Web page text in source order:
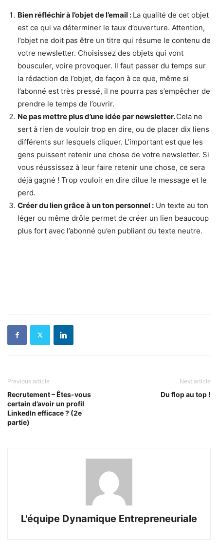
Bien réfléchir à l’objet de l’email : La qualité de cet objet
est ce qui va déterminer le taux d’ouverture. Attention,
l’objet ne doit pas être un titre qui résume le contenu de
votre newsletter. Choisissez des objets qui vont
bousculer, voire provoquer. Il faut passer du temps sur
la rédaction de l’objet, de façon à ce que, même si
l’abonné est très pressé, il ne pourra pas s’empêcher de
prendre le temps de l’ouvrir.
Ne pas mettre plus d’une idée par newsletter.Cela ne
sert à rien de vouloir trop en dire, ou de placer dix liens
différents sur lesquels cliquer. L’important est que les
gens puissent retenir une chose de votre newsletter. Si
vous réussissez à leur faire retenir une chose, ce sera
déjà gagné ! Trop vouloir en dire dilue le message et le
perd.
Créer du lien grâce à un ton personnel : Un texte au ton
léger ou même drôle permet de créer un lien beaucoup
plus fort avec l’abonné qu’en publiant du texte neutre.
Previous article
Recrutement – Êtes-vous
certain d’avoir un profil
LinkedIn efficace ? (2e
partie)
Next article
Du flop au top !
L'équipe Dynamique Entrepreneuriale